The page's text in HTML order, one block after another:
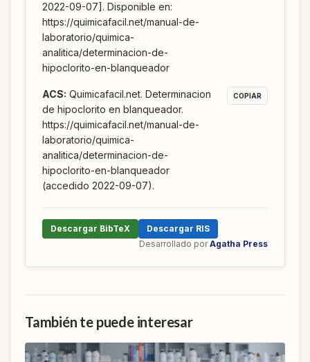
2022-09-07]. Disponible en:
https://quimicafacil.net/manual-de-
laboratorio/quimica-
analitica/determinacion-de-
hipoclorito-en-blanqueador
ACS: Quimicafacil.net. Determinacion
de hipoclorito en blanqueador.
https://quimicafacil.net/manual-de-
laboratorio/quimica-
analitica/determinacion-de-
hipoclorito-en-blanqueador
(accedido 2022-09-07).
COPIAR
Descargar BibTeX
Descargar RIS
Desarrollado por Agatha Press
También te puede interesar